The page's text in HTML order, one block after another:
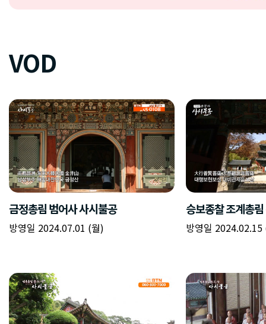
VOD
금정총림 범어사 사시불공
방영일 2024.07.01 (월)
승보종찰 조계총
방영일 2024.02.15